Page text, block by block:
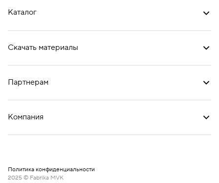
Каталог
Скачать материалы
Партнерам
Компания
2025 © Fabrika MVK
Политика конфиденциальности